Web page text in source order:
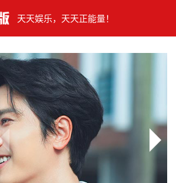
天天娱乐，天天正能量！